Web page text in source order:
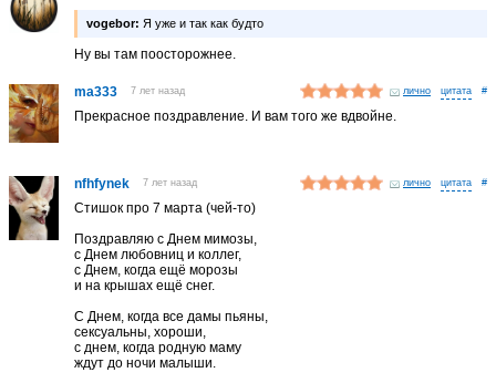
vogebor: Я уже и так как будто
Ну вы там поосторожнее.
ma333 7 лет назад лично #
Прекрасное поздравление. И вам того же вдвойне.
nfhfynek 7 лет назад лично #
Стишок про 7 марта (чей-то)
Поздравляю с Днем мимозы,
с Днем любовниц и коллег,
с Днем, когда ещё морозы
и на крышах ещё снег.
С Днем, когда все дамы пьяны,
сексуальны, хороши,
с днем, когда родную маму
ждут до ночи малыши.